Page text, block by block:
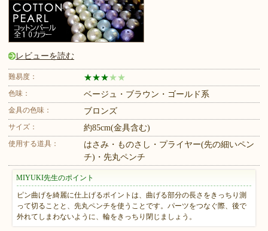
レビューを読む
難易度： ★★★ ★ ★
色味： ベージュ・ブラウン・ゴールド系
金具の色味： ブロンズ
サイズ： 約85cm(金具含む)
使用する道具：
はさみ・ものさし・プライヤー(先の細いペン
チ)・先丸ペンチ
MIYUKI先生のポイント
ピン曲げを綺麗に仕上げるポイントは、曲げる部分の長さをきっちり測
って切ることと、先丸ペンチを使うことです。パーツをつなぐ際、後で
外れてしまわないように、輪をきっちり閉じましょう。